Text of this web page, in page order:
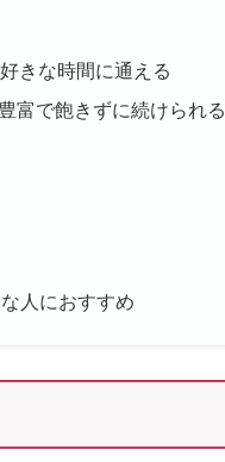
きな時間に通える
富で飽きずに続けられる
人におすすめ